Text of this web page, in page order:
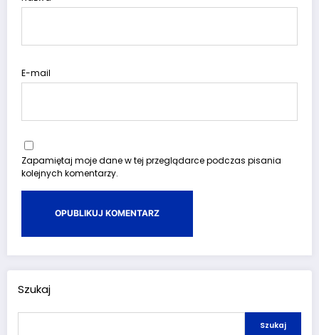
E-mail
Zapamiętaj moje dane w tej przeglądarce podczas pisania
kolejnych komentarzy.
Szukaj
Szukaj